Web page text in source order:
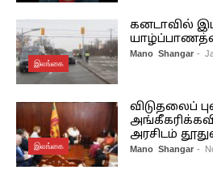
இலங்கை
கனடாவில்
Mano Shangar -
இலங்கை
விடுதலைப்
அரசிடம்
Mano Shangar -